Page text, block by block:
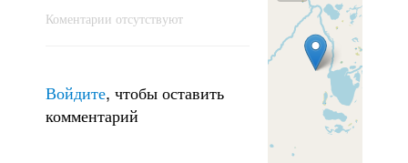
Прощание с Куйгуком
Коментарии отсутствуют
Войдите, чтобы оставить
комментарий